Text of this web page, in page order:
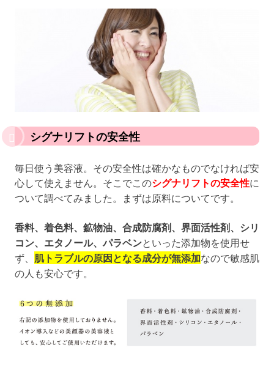
シグナリフトの安全性
毎日使う美容液。その安全性は確かなものでなければ安
心して使えません。そこでこのシグナリフトの安全性に
ついて調べてみました。まずは原料についてです。
香料、着色料、鉱物油、合成防腐剤、界面活性剤、シリ
コン、エタノール、パラベンといった添加物を使用せ
ず、 肌トラブルの原因となる成分が無添加なので敏感肌
の人も安心です。